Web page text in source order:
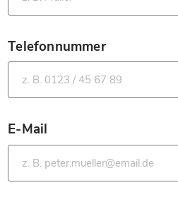
Telefonnummer
*
E-Mail
*